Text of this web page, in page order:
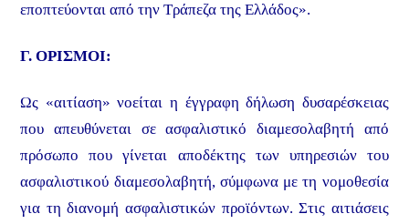
εποπτεύονται από την Τράπεζα της Ελλάδος».
Γ. ΟΡΙΣΜΟΙ:
Ως «αιτίαση» νοείται η έγγραφη δήλωση δυσαρέσκειας
που απευθύνεται σε ασφαλιστικό διαμεσολαβητή από
πρόσωπο που γίνεται αποδέκτης των υπηρεσιών του
ασφαλιστικού διαμεσολαβητή, σύμφωνα με τη νομοθεσία
για τη διανομή ασφαλιστικών προϊόντων. Στις αιτιάσεις